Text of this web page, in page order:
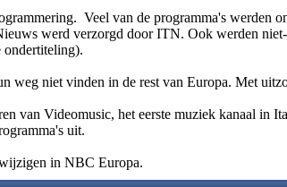
Veel van de programma's werden
werd verzorgd door ITN. Ook werden
ondertiteling).
weg niet vinden in de rest van Europa. Met
van Videomusic, het eerste muziek kanaal in
uit.
in NBC Europa.